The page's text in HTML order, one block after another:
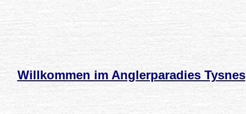
Willkommen im Anglerparadies Tysnes